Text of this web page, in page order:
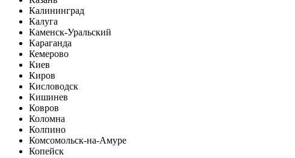
Калининград
Калуга
Каменск-Уральский
Караганда
Кемерово
Киев
Киров
Кисловодск
Кишинев
Ковров
Коломна
Колпино
Комсомольск-на-Амуре
Копейск